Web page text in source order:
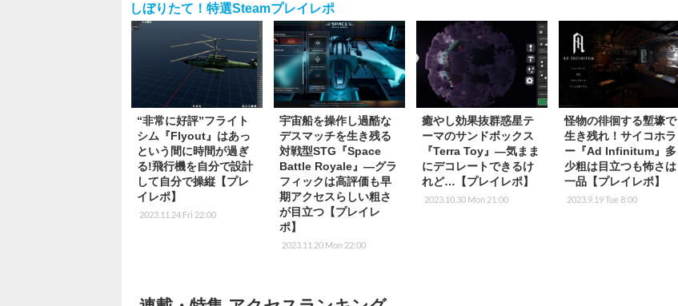
しぼりたて！特選Steamプレイレポ
“非常に好評”フライト
シム『Flyout』はあっ
という間に時間が過ぎ
る!飛行機を自分で設計
して自分で操縦【プレ
イレポ】
2023.11.24 Fri 22:00
宇宙船を操作し過酷な
デスマッチを生き残る
対戦型STG『Space
Battle Royale』―グラ
フィックは高評価も早
期アクセスらしい粗さ
が目立つ【プレイレ
ポ】
2023.11.20 Mon 22:00
癒やし効果抜群惑星テ
ーマのサンドボックス
『Terra Toy』―気まま
にデコレートできるけ
れど…【プレイレポ】
2023.10.30 Mon 21:00
怪物の徘徊する塹壕で
生き残れ！サイコホラ
ー『Ad Infinitum』多
少粗は目立つも怖さは
一品【プレイレポ】
2023.9.19 Tue 8:00